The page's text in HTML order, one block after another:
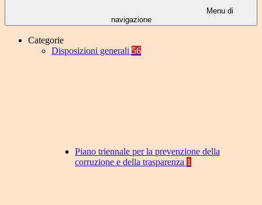
Menu di
navigazione
Categorie
Disposizioni generali 56
Piano triennale per la prevenzione della
corruzione e della trasparenza 1